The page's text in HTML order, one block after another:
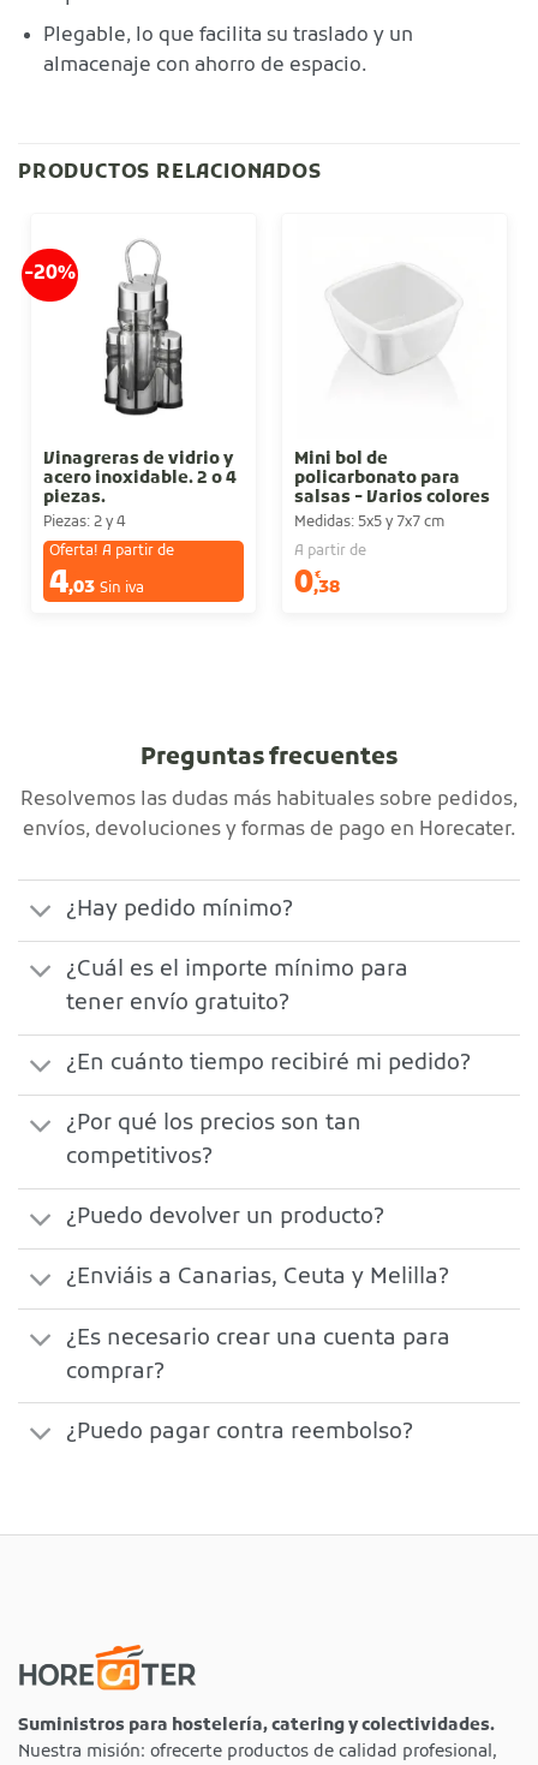
Plegable, lo que facilita su traslado y un
almacenaje con ahorro de espacio.
PRODUCTOS RELACIONADOS
-20%
Vinagreras de vidrio y
acero inoxidable. 2 o 4
piezas.
Piezas: 2 y 4
Oferta! A partir de
4,03 Sin iva
Mini bol de
policarbonato para
salsas - Varios colores
Medidas: 5x5 y 7x7 cm
A partir de
0€
,38
Preguntas frecuentes
Resolvemos las dudas más habituales sobre pedidos,
envíos, devoluciones y formas de pago en Horecater.
¿Hay pedido mínimo?
¿Cuál es el importe mínimo para
tener envío gratuito?
¿En cuánto tiempo recibiré mi pedido?
¿Por qué los precios son tan
competitivos?
¿Puedo devolver un producto?
¿Enviáis a Canarias, Ceuta y Melilla?
¿Es necesario crear una cuenta para
comprar?
¿Puedo pagar contra reembolso?
Suministros para hostelería, catering y colectividades.
Nuestra misión: ofrecerte productos de calidad profesional,